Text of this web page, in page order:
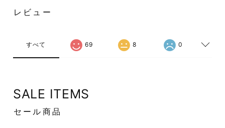
レビュー
すべて 69 8 0
SALE ITEMS
セール商品